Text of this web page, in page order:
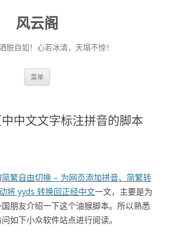
风云阁
脱自如！心若冰清，天塌不惊！
菜单
中文文字标注拼音的脚本
简繁自由切换 – 为网页添加拼音、简繁转
将 yyds 转换回正经中文一文，主要是为
朋友介绍一下这个油猴脚本。所以熟悉
如下小众软件站点进行阅读。